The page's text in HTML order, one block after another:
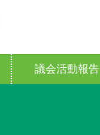
議会活動報告